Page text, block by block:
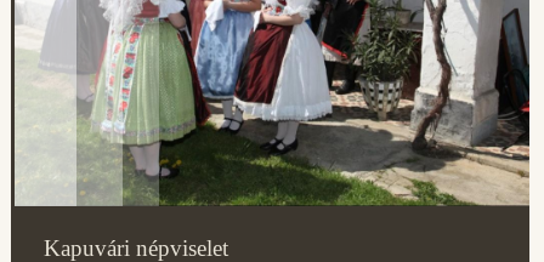
Kapuvári népviselet